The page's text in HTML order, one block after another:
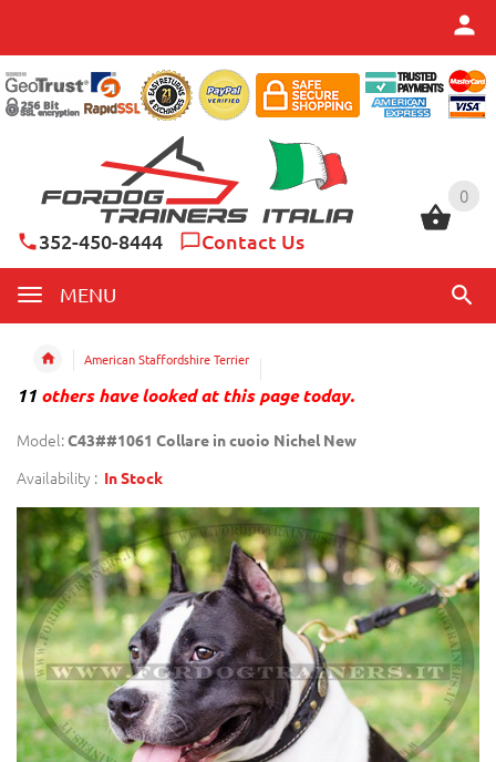
0
352-450-8444 Contact Us
MENU
0
American Staffordshire Terrier
11 others have looked at this page today.
Model:C43##1061 Collare in cuoio Nichel New
Availability : In Stock